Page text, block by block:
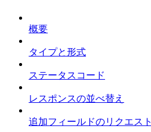
概要
タイプと形式
ステータスコード
レスポンスの並べ替え
追加フィールドのリクエスト